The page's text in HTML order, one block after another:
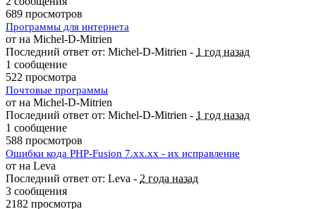
689 просмотров
Программы для интернета
от на Michel-D-Mitrien
Последний ответ от: Michel-D-Mitrien - 1 год назад
1 сообщение
522 просмотра
Почтовые программы
от на Michel-D-Mitrien
Последний ответ от: Michel-D-Mitrien - 1 год назад
1 сообщение
588 просмотров
Ошибки кода PHP-Fusion 7.хх.хх - их исправление
от на Leva
Последний ответ от: Leva - 2 года назад
3 сообщения
2182 просмотра